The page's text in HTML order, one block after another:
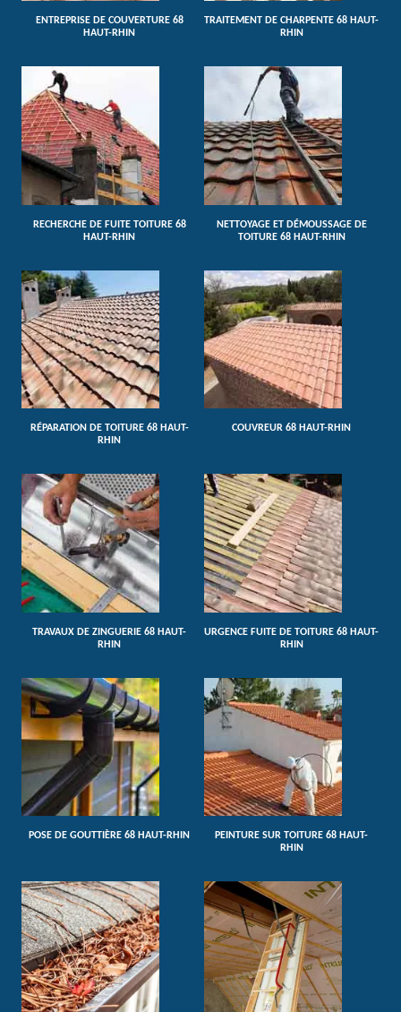
ENTREPRISE DE COUVERTURE 68
HAUT-RHIN
TRAITEMENT DE CHARPENTE 68 HAUT-
RHIN
RECHERCHE DE FUITE TOITURE 68
HAUT-RHIN
NETTOYAGE ET DÉMOUSSAGE DE
TOITURE 68 HAUT-RHIN
RÉPARATION DE TOITURE 68 HAUT-
RHIN
COUVREUR 68 HAUT-RHIN
TRAVAUX DE ZINGUERIE 68 HAUT-
RHIN
URGENCE FUITE DE TOITURE 68 HAUT-
RHIN
POSE DE GOUTTIÈRE 68 HAUT-RHIN
PEINTURE SUR TOITURE 68 HAUT-
RHIN